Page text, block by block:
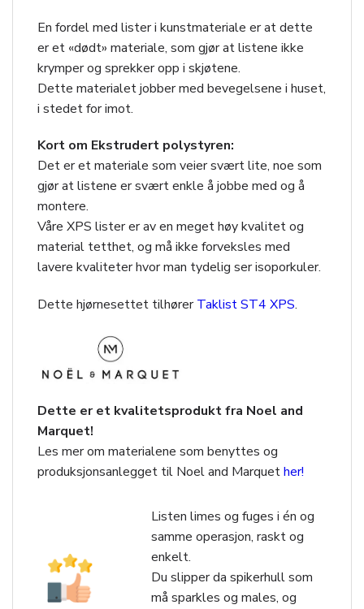
En fordel med lister i kunstmateriale er at dette
er et «dødt» materiale, som gjør at listene ikke
krymper og sprekker opp i skjøtene.
Dette materialet jobber med bevegelsene i huset,
i stedet for imot.
Kort om Ekstrudert polystyren:
Det er et materiale som veier svært lite, noe som
gjør at listene er svært enkle å jobbe med og å
montere.
Våre XPS lister er av en meget høy kvalitet og
material tetthet, og må ikke forveksles med
lavere kvaliteter hvor man tydelig ser isoporkuler.
Dette hjørnesettet tilhørerTaklist ST4 XPS.
Dette er et kvalitetsprodukt fra Noel and
Marquet!
Les mer om materialene som benyttes og
produksjonsanlegget til Noel and Marquether!
Listen limes og fuges i én og
samme operasjon, raskt og
enkelt.
Du slipper da spikerhull som
må sparkles og males, og